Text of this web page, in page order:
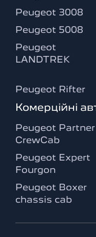
Peugeot 3008
Peugeot 5008
Peugeot
LANDTREK
Peugeot Rifter
Комерційні
Peugeot Partner
CrewCab
Peugeot Expert
Fourgon
Peugeot Boxer
chassis cab